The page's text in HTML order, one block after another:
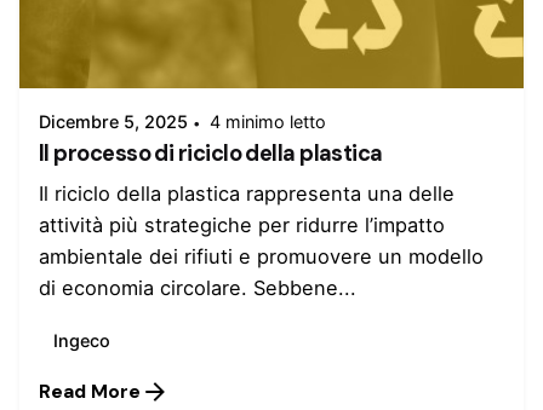
Inserito da
Dicembre 5, 2025 4 minimo letto
Il processo di riciclo della plastica
Il riciclo della plastica rappresenta una delle
attività più strategiche per ridurre l’impatto
ambientale dei rifiuti e promuovere un modello
di economia circolare. Sebbene...
Ingeco
Read More